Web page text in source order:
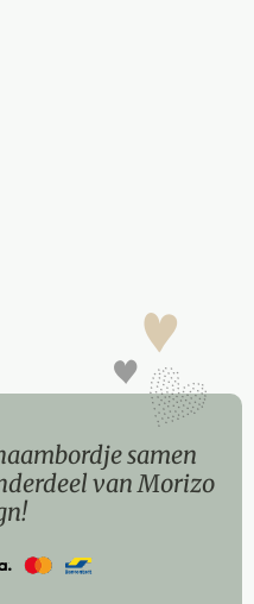
samen
van Morizo